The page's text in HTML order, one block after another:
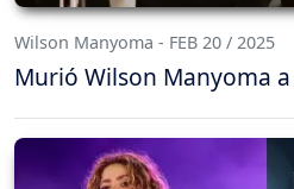
Wilson Manyoma - FEB 20 / 2025
Murió Wilson Manyoma